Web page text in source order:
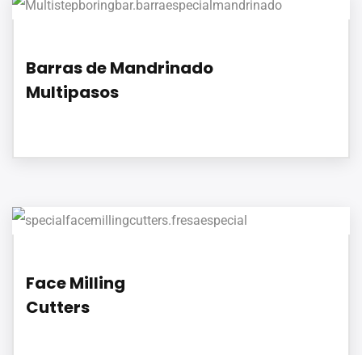
Barras de Mandrinado
Multipasos
Face Milling
Cutters